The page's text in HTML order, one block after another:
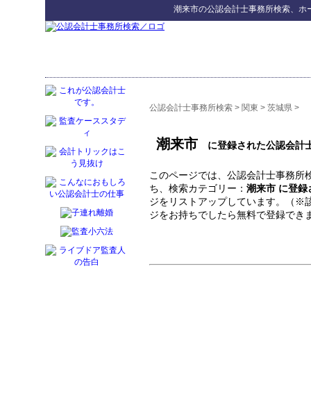
潮来市の公認会計士事務所検索、ホ
公認会計士事務所検索 > 関東 > 茨城県 >
潮来市 に登録された公認会計
このページでは、公認会計士事務所
ち、検索カテゴリー： 潮来市 に登録
ジをリストアップしています。（※
ジをお持ちでしたら無料で登録でき